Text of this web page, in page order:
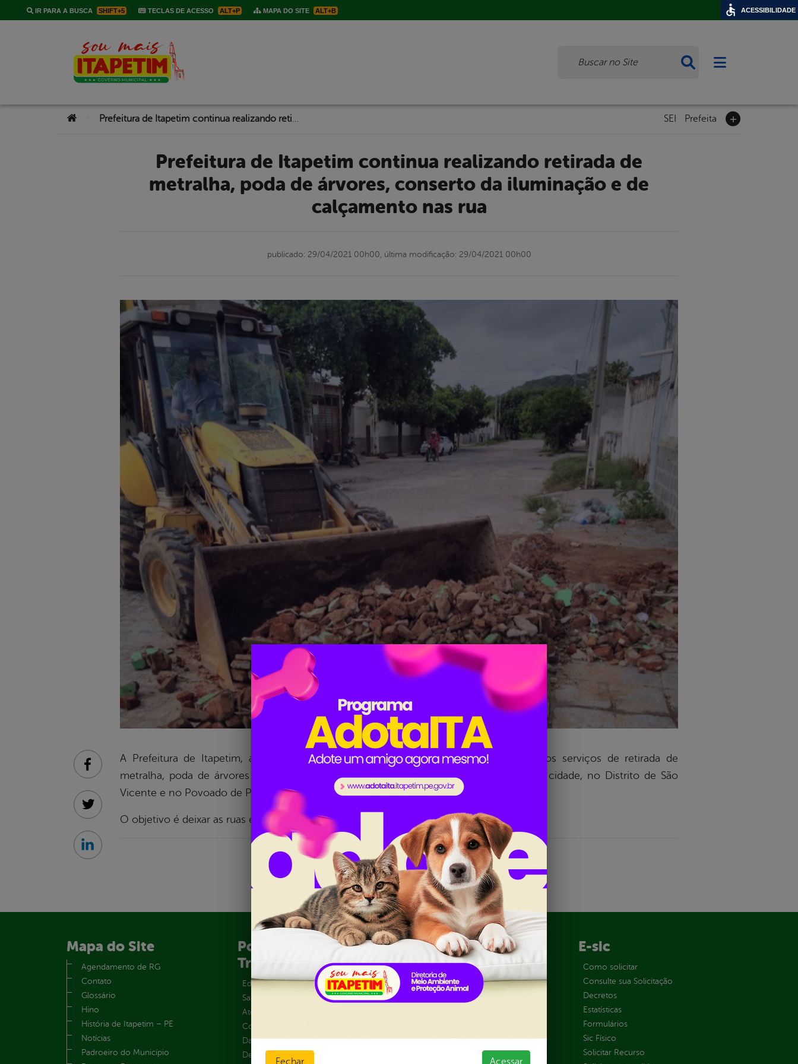
IR PARA A BUSCA SHIFT+5 TECLAS DE ACESSO ALT+P MAPA DO SITE ALT+B
Abrir menu
Você está aqui: Prefeitura de Itapetim continua realizando retirada de metralha, poda de árvores, conserto da iluminação e de calçamento nas rua SEI Prefeita
Prefeitura de Itapetim continua realizando retirada de
metralha, poda de árvores, conserto da iluminação e de
calçamento nas rua
publicado: 29/04/2021 00h00, última modificação: 29/04/2021 00h00
A Prefeitura de Itapetim, através da Diretoria de Infraestrutura, continua realizando os serviços de retirada de
metralha, poda de árvores e o conserto da iluminação e do calçamento nas ruas da cidade, no Distrito de São
Vicente e no Povoado de Piedade.
O objetivo é deixar as ruas e bairros limpos, iluminados e mais bonitos para a população.
Facebook
Twitter
Linkedin
Mapa do Site
Agendamento de RG
Contato
Glossário
Hino
História de Itapetim – PE
Notícias
Padroeiro do Município
Portal da
Transparência
Educação
Saúde
Atos normativos
Convênios e Transferências
Dados Abertos
Despesas
Carta de Serviços
Ouvidoria e Serviço de Informação
Tribuna
E-sic
Como solicitar
Consulte sua Solicitação
Decretos
Estatísticas
Formulários
Sic Físico
Solicitar Recurso
Fechar Acessar
ACESSIBILIDADE